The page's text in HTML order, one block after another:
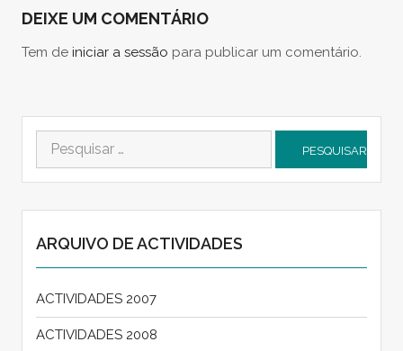
DEIXE UM COMENTÁRIO
Tem de iniciar a sessão para publicar um comentário.
por:
ARQUIVO DE ACTIVIDADES
ACTIVIDADES 2007
ACTIVIDADES 2008